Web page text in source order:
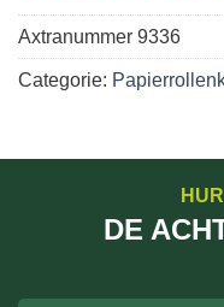
Axtranummer 9336
Categorie:
DE